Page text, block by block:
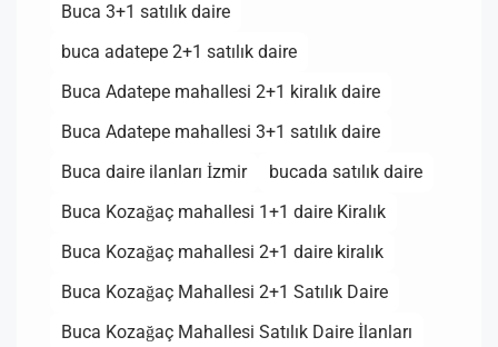
Buca 3+1 satılık daire
buca adatepe 2+1 satılık daire
Buca Adatepe mahallesi 2+1 kiralık daire
Buca Adatepe mahallesi 3+1 satılık daire
Buca daire ilanları İzmir
bucada satılık daire
Buca Kozağaç mahallesi 1+1 daire Kiralık
Buca Kozağaç mahallesi 2+1 daire kiralık
Buca Kozağaç Mahallesi 2+1 Satılık Daire
Buca Kozağaç Mahallesi Satılık Daire İlanları